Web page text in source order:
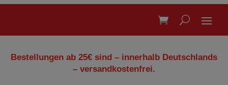
Bestellungen ab 25€ sind – innerhalb Deutschlands
– versandkostenfrei.